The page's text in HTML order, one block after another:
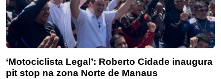
‘Motociclista Legal’: Roberto Cidade inaugura
pit stop na zona Norte de Manaus